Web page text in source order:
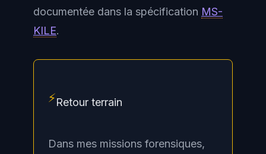
documentée dans la spécification MS-
KILE.
⚡Retour terrain
Dans mes missions forensiques,